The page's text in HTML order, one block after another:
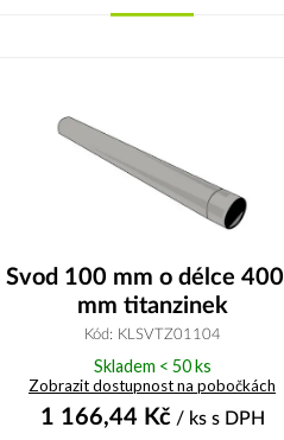
Svod 100 mm o délce
mm titanzinek
Kód: KLSVTZ01104
Skladem < 50 ks
Zobrazit dostupnost na pobočkách
1 166,44 Kč/ ks s DPH